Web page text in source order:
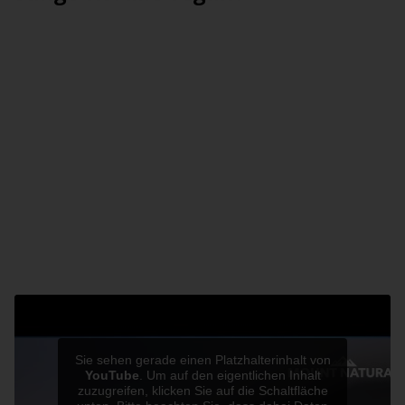
Sie sehen gerade einen Platzhalterinhalt von
YouTube . Um auf den eigentlichen Inhalt
zuzugreifen, klicken Sie auf die Schaltfläche
Obwohl die Koralle an sich keine Pflanzen, sondern
genau wie Quallen zur Gattung der Nesseltiere
gehören, istunser Produktdennoch vegan. Die Koralle